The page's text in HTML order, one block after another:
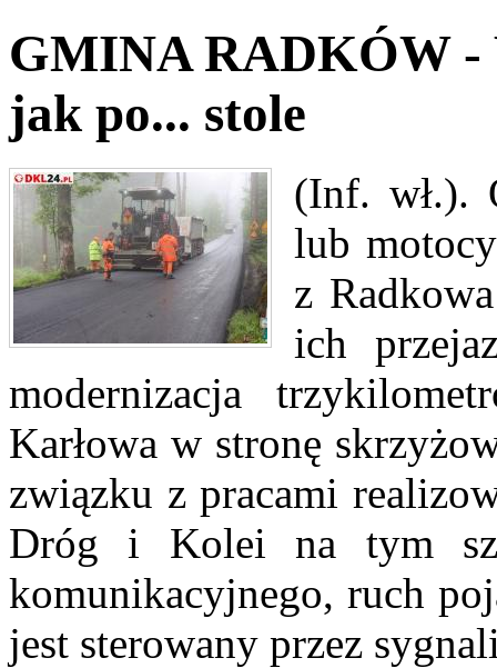
GMINA RADKÓW -
jak po... stole
(Inf. wł.).
lub
z
ich
modernizacja
Karłowa w stronę
związku z pracami
Dróg i Kolei na tym
komunikacyjnego, ruch
jest sterowany przez